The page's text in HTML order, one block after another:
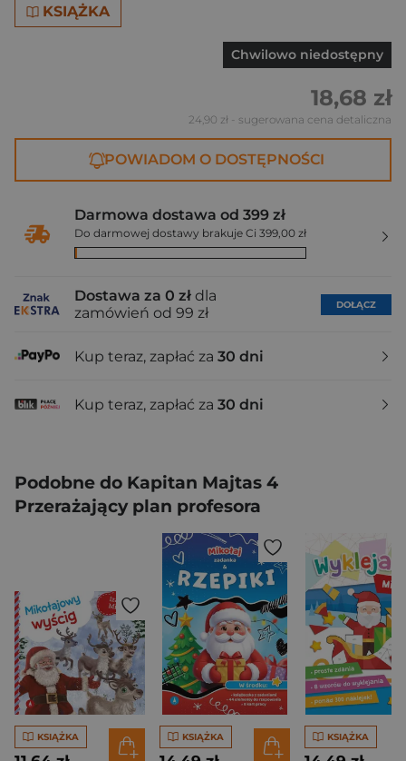
KSIĄŻKA
Chwilowo niedostępny
18,68 zł
24,90 zł - sugerowana cena detaliczna
POWIADOM O DOSTĘPNOŚCI
Darmowa dostawa od 399 zł
Do darmowej dostawy brakuje Ci 399,00 zł
Dostawa za 0 zł dla
zamówień od 99 zł
DOŁĄCZ
Kup teraz, zapłać za 30 dni
Kup teraz, zapłać za 30 dni
Podobne do Kapitan Majtas 4
Przerażający plan profesora
KSIĄŻKA KSIĄŻKA KSIĄŻKA